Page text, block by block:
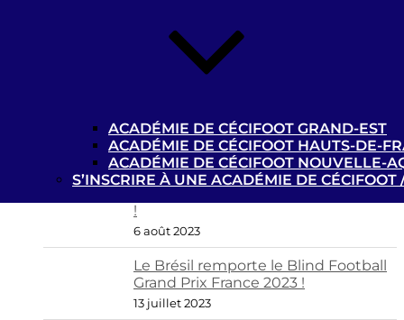
ACADÉMIE DE CÉCIFOOT GRAND-EST
ACADÉMIE DE CÉCIFOOT HAUTS-DE-
ACADÉMIE DE CÉCIFOOT NOUVELLE-
S’INSCRIRE À UNE ACADÉMIE DE CÉCIFOOT
Paralympiques de Paris 2024 est
ouverte !
9 octobre 2023
de cécifoot !
25 août 2023
Le Mondial de cécifoot se déroulera
!
6 août 2023
Le Brésil remporte le Blind Football
Grand Prix France 2023 !
13 juillet 2023